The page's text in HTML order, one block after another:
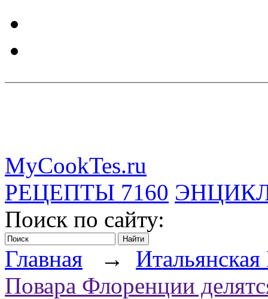
MyCookTes.ru
РЕЦЕПТЫ 7160
Поиск по сайту:
Главная →
Повара Флоренции